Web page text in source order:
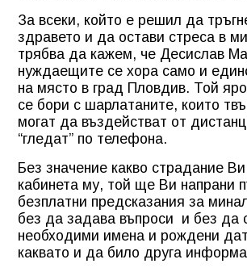
За всеки, който е решил да
здравето и да остави стреса в
трябва да кажем, че Десислав
нуждаещите се хора само и
на място в град Пловдив. Той
се бори с шарлатаните, които
могат да въздействат от
“гледат” по телефона.
Без значение какво страдание
кабинета му, той ще Ви напрани
безплатни предсказания за
без да задава въпроси и без да
необходими имена и рождени
каквато и да било друга